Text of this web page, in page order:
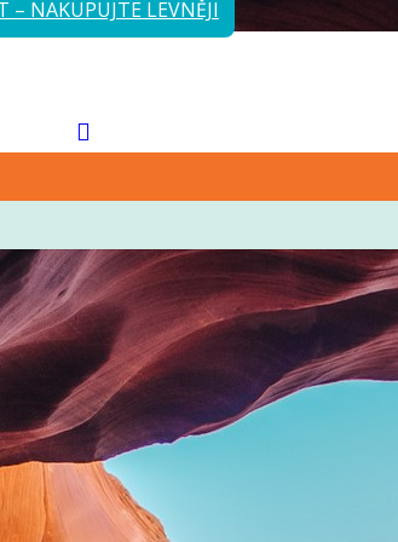
– NAKUPUJTE LEVNĚJI
mi sapien ut justo. Nulla varius
id mi diam, non ornare orci. Pellentesque
adipiscing elit. Morbi sagittis, sem quis lacinia